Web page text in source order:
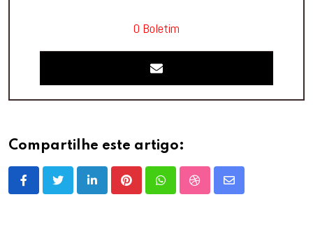
O Boletim
Compartilhe este artigo:
LinkedInPinterestWhatsappStumbleUpon
Share